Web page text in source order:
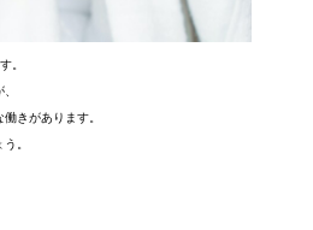
。
きがあります。
。